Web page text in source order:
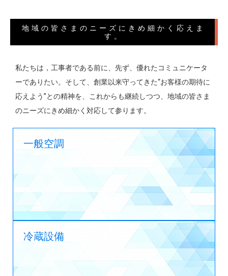
地域の皆さまのニーズにきめ細かく応えま
す。
私たちは，工事者である前に、先ず、優れたコミュニケータ
ーでありたい。そして、創業以来守ってきた“お客様の期待に
応えよう”との精神を、これからも継続しつつ、地域の皆さま
のニーズにきめ細かく対応して参ります。
一般空調
冷蔵設備